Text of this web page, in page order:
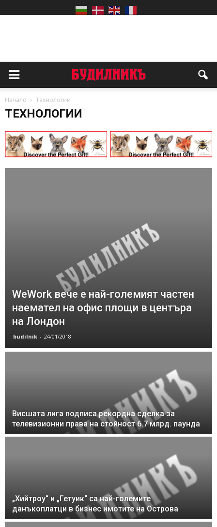
Начало Технологии
ТЕХНОЛОГИИ
WeWork вече е най-големият частен
наемател на офис площи в центъра
на Лондон
budilnik - 24/01/2018
Висшата лига подписа рекордна сделка за
телевизионни права на стойност 6.7 млрд. паунда
„Хийтроу“ и „Гетуик“ са най-големите
данъкоплатци в бизнес имотите на Острова